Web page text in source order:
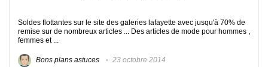
Soldes flottantes sur le site des galeries lafayette avec jusqu'à 70% de
remise sur de nombreux articles ... Des articles de mode pour hommes ,
femmes et ...
Bons plans astuces 23 octobre 2014